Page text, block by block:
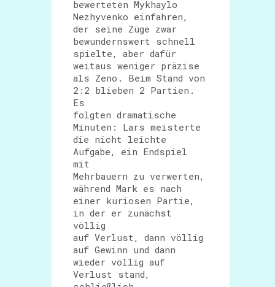
bewerteten Mykhaylo
Nezhyvenko einfahren,
der seine Züge zwar
bewundernswert schnell
spielte, aber dafür
weitaus weniger präzise
als Zeno. Beim Stand von
2:2 blieben 2 Partien.
Es
folgten dramatische
Minuten: Lars meisterte
die nicht leichte
Aufgabe, ein Endspiel
mit
Mehrbauern zu verwerten,
während Mark es nach
einer kuriosen Partie,
in der er zunächst
völlig
auf Verlust, dann völlig
auf Gewinn und dann
wieder völlig auf
Verlust stand,